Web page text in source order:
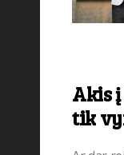
Akis
tik